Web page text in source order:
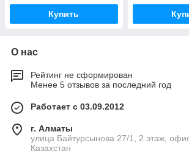
Купить
О нас
Рейтинг не сформирован
Менее 5 отзывов за последний год
Работает с 03.09.2012
г. Алматы
улица Байтурсынова 27/1, 2 этаж,
Казахстан